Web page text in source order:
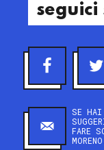
seguici
SE HAI
FARE